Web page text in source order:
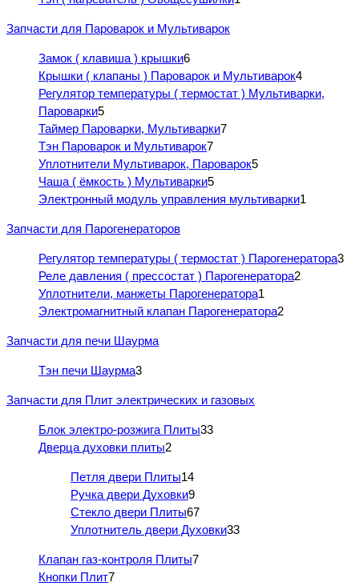
Запчасти для Пароварок и Мультиварок
Замок ( клавиша ) крышки6
Крышки ( клапаны ) Пароварок и Мультиварок4
Регулятор температуры ( термостат ) Мультиварки,
Пароварки5
Таймер Пароварки, Мультиварки7
Тэн Пароварок и Мультиварок7
Уплотнители Мультиварок, Пароварок5
Чаша ( ёмкость ) Мультиварки5
Электронный модуль управления мультиварки1
Запчасти для Парогенераторов
Регулятор температуры ( термостат ) Парогенератора3
Реле давления ( прессостат ) Парогенератора2
Уплотнители, манжеты Парогенератора1
Электромагнитный клапан Парогенератора2
Запчасти для печи Шаурма
Тэн печи Шаурма3
Запчасти для Плит электрических и газовых
Блок электро-розжига Плиты33
Дверца духовки плиты2
Петля двери Плиты14
Ручка двери Духовки9
Стекло двери Плиты67
Уплотнитель двери Духовки33
Клапан газ-контроля Плиты7
Кнопки Плит7